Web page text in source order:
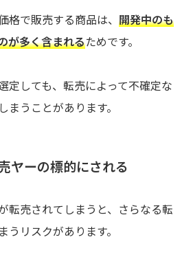
格で販売する商品は、 開発中のも
が多く含まれるためです。
定しても、転売によって不確定な
まうことがあります。
ヤーの標的にされる
転売されてしまうと、さらなる転
うリスクがあります。